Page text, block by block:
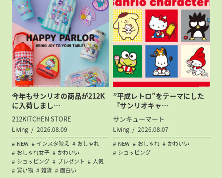
今年もサンリオの商品が212K
に入荷しまし…
212KITCHEN STORE
Living 2026.08.09
NEW インスタ映え
おしゃれ
おしゃれ女子
かわいい
ショッピング
プレゼント
人気
買い物
雑貨 面白い
”平成レトロ”をテーマにした
『サンリオキャ…
サンキューマート
Living 2026.08.07
NEW おしゃれ
かわいい
ショッピング